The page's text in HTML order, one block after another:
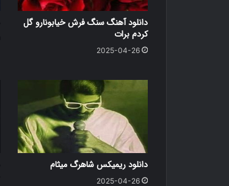
دانلود آهنگ سنگ فرش خیابونارو گل
کردم برات
2025-04-26
دانلود ریمیکس شاهرگ میثام
2025-04-26